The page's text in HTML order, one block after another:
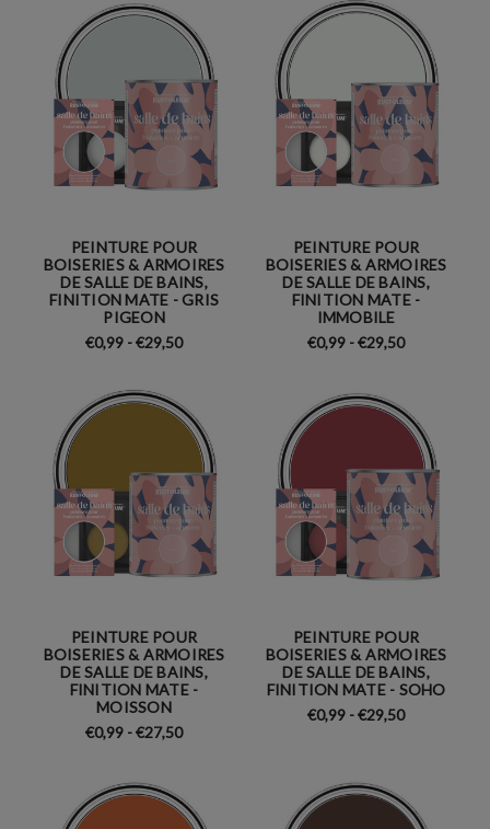
PEINTURE POUR
BOISERIES & ARMOIRES
DE SALLE DE BAINS,
FINITION MATE - GRIS
PIGEON
€0,99 - €29,50
PEINTURE POUR
BOISERIES & ARMOIRES
DE SALLE DE BAINS,
FINITION MATE -
IMMOBILE
€0,99 - €29,50
PEINTURE POUR
BOISERIES & ARMOIRES
DE SALLE DE BAINS,
FINITION MATE -
MOISSON
€0,99 - €27,50
PEINTURE POUR
BOISERIES & ARMOIRES
DE SALLE DE BAINS,
FINITION MATE - SOHO
€0,99 - €29,50